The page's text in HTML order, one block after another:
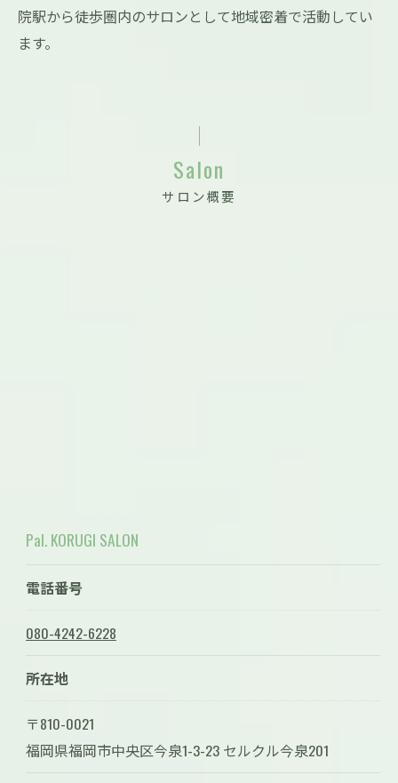
院駅から徒歩圏内のサロンとして地域密着で活動してい
ます。
サロン概要
Salon
Pal. KORUGI SALON
電話番号
080-4242-6228
所在地
〒810-0021
福岡県福岡市中央区今泉1-3-23 セルクル今泉201